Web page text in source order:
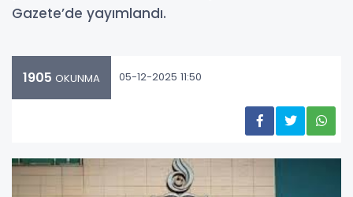
Gazete’de yayımlandı.
1905 OKUNMA 05-12-2025 11:50